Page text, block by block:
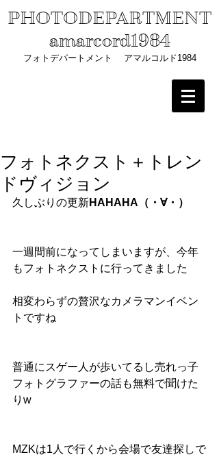
PHOTODEPARTMENT
amarcord1984
フォトデパートメント アマルコルド1984
フォトネクスト＋トレン
ドヴィジョン
久しぶりの更新HAHAHA（・∀・）
一週間前になってしまいますが、今年
もフォトネクストに行ってきました
相変わらずの贅沢なカメラマンイベン
トですね
普通にスゲー人が歩いてるし売れっ子
フォトグラファーの話も無料で聞けた
りw
MZKは1人で行くから会場で友達探しで